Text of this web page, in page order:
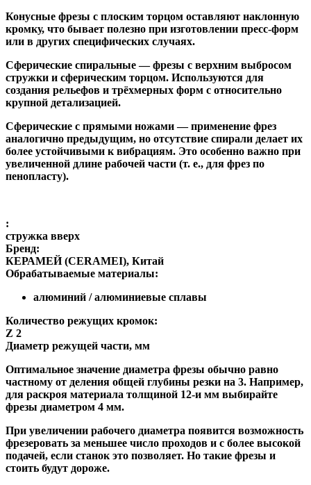
Конусные фрезы с плоским торцом оставляют наклонную
кромку, что бывает полезно при изготовлении пресс-форм
или в других специфических случаях.
Сферические спиральные— фрезы с верхним выбросом
стружки и сферическим торцом. Используются для
создания рельефов и трёхмерных форм с относительно
крупной детализацией.
Сферические с прямыми ножами— применение фрез
аналогично предыдущим, но отсутствие спирали делает их
более устойчивыми к вибрациям. Это особенно важно при
увеличенной длине рабочей части (т. е., для фрез по
пенопласту).
:
стружка вверх
Бренд:
КЕРАМЕЙ (CERAMEI), Китай
Обрабатываемые материалы:
алюминий / алюминиевые сплавы
Количество режущих кромок:
Z 2
Диаметр режущей части, мм
Оптимальное значение диаметра фрезы обычно равно
частному от деления общей глубины резки на 3. Например,
для раскроя материала толщиной 12-и мм выбирайте
фрезы диаметром 4 мм.
При увеличении рабочего диаметра появится возможность
фрезеровать за меньшее число проходов и с более высокой
подачей, если станок это позволяет. Но такие фрезы и
стоить будут дороже.